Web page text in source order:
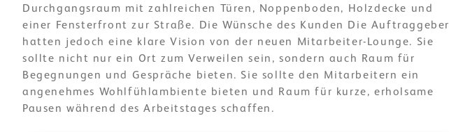
Durchgangsraum mit zahlreichen Türen, Noppenboden, Holzdecke und
einer Fensterfront zur Straße. Die Wünsche des Kunden Die Auftraggeber
hatten jedoch eine klare Vision von der neuen Mitarbeiter-Lounge. Sie
sollte nicht nur ein Ort zum Verweilen sein, sondern auch Raum für
Begegnungen und Gespräche bieten. Sie sollte den Mitarbeitern ein
angenehmes Wohlfühlambiente bieten und Raum für kurze, erholsame
Pausen während des Arbeitstages schaffen.